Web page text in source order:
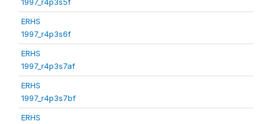
ERHS
1997_r4p3s6f
ERHS
1997_r4p3s7af
ERHS
1997_r4p3s7bf
ERHS